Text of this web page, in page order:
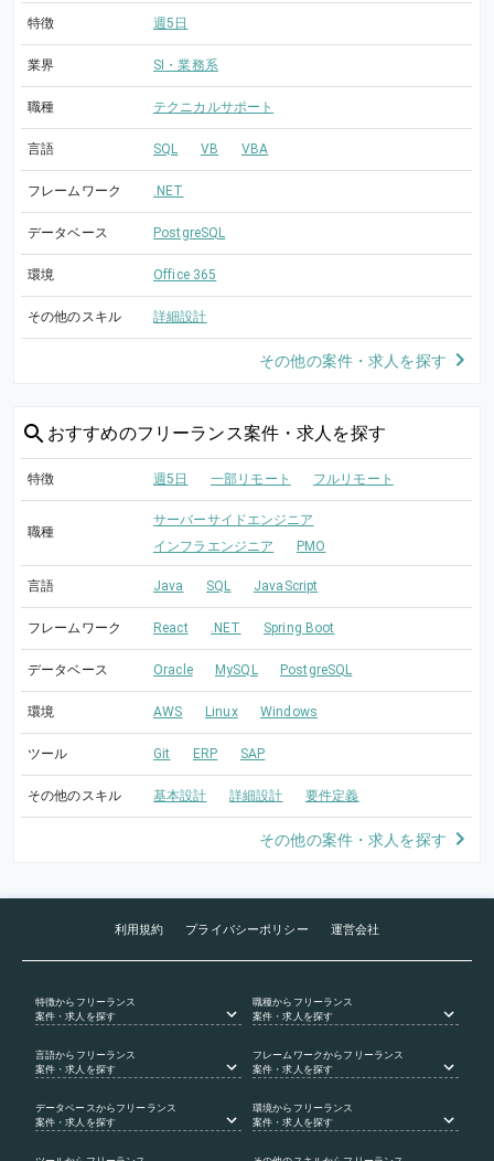
特徴 週5日
業界 SI・業務系
職種 テクニカルサポート
言語 SQL VB VBA
フレームワーク .NET
データベース PostgreSQL
環境 Office 365
その他のスキル 詳細設計
その他の案件・求人を探す
おすすめのフリーランス案件・求人を探す
特徴 週5日 一部リモート フルリモート
職種
サーバーサイドエンジニア
インフラエンジニア
PMO
言語 Java SQL JavaScript
フレームワーク React .NET Spring Boot
データベース Oracle MySQL PostgreSQL
環境 AWS Linux Windows
ツール Git ERP SAP
その他のスキル 基本設計 詳細設計 要件定義
その他の案件・求人を探す
利用規約 プライバシーポリシー 運営会社
特徴からフリーランス
案件・求人を探す
職種からフリーランス
案件・求人を探す
言語からフリーランス
案件・求人を探す
フレームワークからフリーランス
案件・求人を探す
データベース からフリーランス
案件・求人を探す
環境からフリーランス
案件・求人を探す